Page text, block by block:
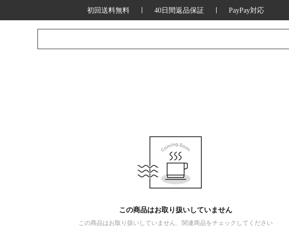
初回送料無料 40日間返品保証 PayPay対応
この商品はお取り扱いしていません
この商品はお取り扱いしていません、関連商品をチェックしてください